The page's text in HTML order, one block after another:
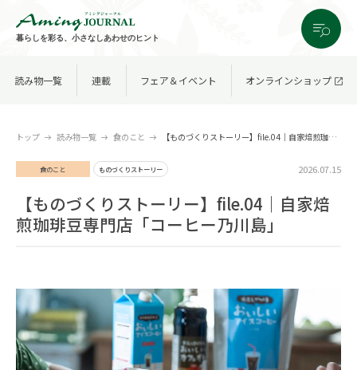
暮らしを彩る、小さなしあわせのヒント
読み物一覧 連載 フェア＆イベント オンラインショップ
トップ 読み物一覧 食のこと 【ものづくりストーリー】file.04｜自家焙煎珈琲豆専門店「コーヒー乃川島」
食のこと ものづくりストーリー 2026.07.15
【ものづくりストーリー】file.04｜自家焙
煎珈琲豆専門店「コーヒー乃川島」